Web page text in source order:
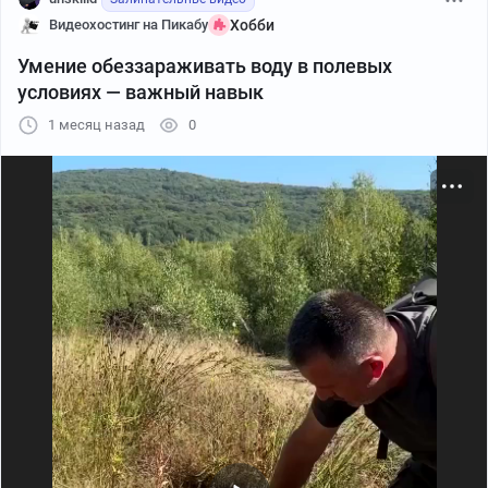
Видеохостинг на Пикабу Хобби
Умение обеззараживать воду в полевых
условиях — важный навык
1 месяц назад 0